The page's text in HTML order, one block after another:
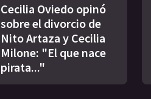
Cecilia Oviedo opinó
sobre el divorcio de
Nito Artaza y Cecilia
Milone: "El que nace
pirata..."